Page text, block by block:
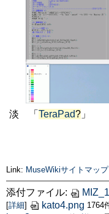
淡 「 TeraPad? 」
Link: MuseWikiサイトマップ
添付ファイル:
[詳細] kato4.png 1764